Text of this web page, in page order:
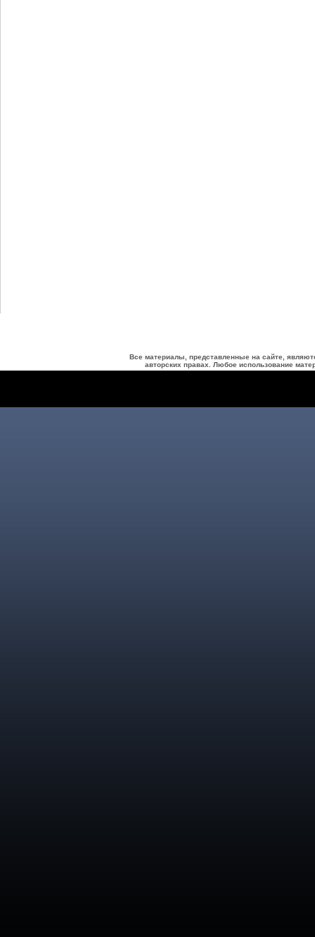
Все материалы, представленные на сайте,
авторских правах. Любое использование